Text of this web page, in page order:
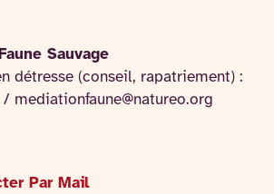
Sauvage
détresse (conseil, rapatriement) :
Par Mail